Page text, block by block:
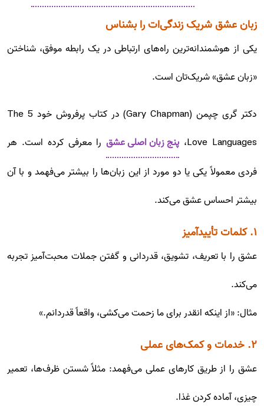
زبان عشق شریک زندگی‌ات را بشناس
یکی از هوشمندانه‌ترین راه‌های ارتباطی در یک رابطه موفق، شناختن
«زبان عشق» شریک‌تان است.
دکتر گری چپمن (Gary Chapman) در کتاب پرفروش خود The 5
Love Languages، پنج زبان اصلی عشقرا معرفی کرده است. هر
فردی معمولاً یکی یا دو مورد از این زبان‌ها را بیشتر می‌فهمد و با آن
بیشتر احساس عشق می‌کند.
۱. کلمات تأییدآمیز
عشق را با تعریف، تشویق، قدردانی و گفتن جملات محبت‌آمیز تجربه
می‌کند.
مثال: «از اینکه انقدر برای ما زحمت می‌کشی، واقعاً قدردانم.»
۲. خدمات و کمک‌های عملی
عشق را از طریق کارهای عملی می‌فهمد: مثلاً شستن ظرف‌ها، تعمیر
چیزی، آماده کردن غذا.